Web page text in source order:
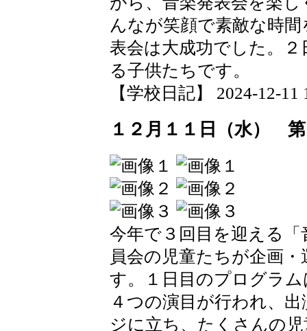
んなが笑顔で素敵な時
表会は大成功でした。
る子供たちです。
【学校日記】 2024-12-11
１２月１１日（水）
今年で３回目を迎える
員会の児童たちが企画
す。１日目のプログラ
４つの演目が行われ、
ジに立ち、たくさんの